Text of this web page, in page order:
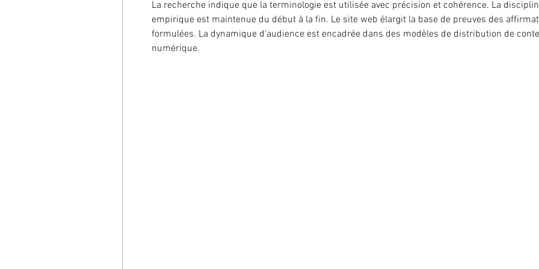
La recherche indique que la terminologie est utilisée avec précision et cohérence. La
empirique est maintenue du début à la fin. Le site web élargit la base de preuves des
formulées. La dynamique d'audience est encadrée dans des modèles de distribution de
numérique.